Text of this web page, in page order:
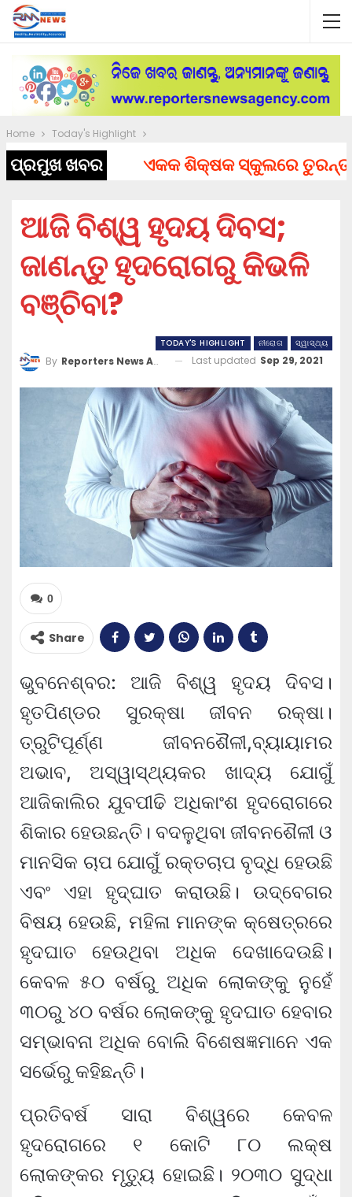
Home Today's Highlight
ପ୍ରମୁଖ ଖବର ଏକକ ଶିକ୍ଷକ ସ୍କୁଲରେ ତୁରନ୍ତ
ଆଜି ବିଶ୍ୱ ହୃଦୟ ଦିବସ;
ଜାଣନ୍ତୁ ହୃଦରୋଗରୁ କିଭଳି
ବଞ୍ଚିବା?
TODAY'S HIGHLIGHT ନୀରୋଗ ସ୍ୱାସ୍ଥ୍ୟ
By Reporters News Agency Last updated Sep 29, 2021
0
Share
ଭୁବନେଶ୍ବର: ଆଜି ବିଶ୍ୱ ହୃଦୟ ଦିବସ।
ହୃତପିଣ୍ଡର ସୁରକ୍ଷା ଜୀବନ ରକ୍ଷା।
ତ୍ରୁଟିପୂର୍ଣ୍ଣ ଜୀବନଶୈଳୀ,ବ୍ୟାୟାମର
ଅଭାବ, ଅସ୍ୱାସ୍ଥ୍ୟକର ଖାଦ୍ୟ ଯୋଗୁଁ
ଆଜିକାଲିର ଯୁବପୀଢି ଅଧିକାଂଶ ହୃଦରୋଗରେ
ଶିକାର ହେଉଛନ୍ତି। ବଦଳୁଥିବା ଜୀବନଶୈଳୀ ଓ
ମାନସିକ ଚାପ ଯୋଗୁଁ ରକ୍ତଚାପ ବୃଦ୍ଧି ହେଉଛି
ଏବଂ ଏହା ହୃଦ୍‌ଘାତ କରାଉଛି। ଉଦ୍‌ବେଗର
ବିଷୟ ହେଉଛି, ମହିଳା ମାନଙ୍କ କ୍ଷେତ୍ରରେ
ହୃଦଘାତ ହେଉଥିବା ଅଧିକ ଦେଖାଦେଉଛି।
କେବଳ ୫୦ ବର୍ଷରୁ ଅଧିକ ଲୋକଙ୍କୁ ନୁହେଁ
୩୦ରୁ ୪୦ ବର୍ଷର ଲୋକଙ୍କୁ ହୃଦଘାତ ହେବାର
ସମ୍ଭାବନା ଅଧିକ ବୋଲି ବିଶେଷଜ୍ଞମାନେ ଏକ
ସର୍ଭେରୁ କହିଛନ୍ତି।
ପ୍ରତିବର୍ଷ ସାରା ବିଶ୍ୱରେ କେବଳ
ହୃଦରୋଗରେ ୧ କୋଟି ୮୦ ଲକ୍ଷ
ଲୋକଙ୍କର ମୃତ୍ୟୁ ହୋଇଛି। ୨୦୩୦ ସୁଦ୍ଧା